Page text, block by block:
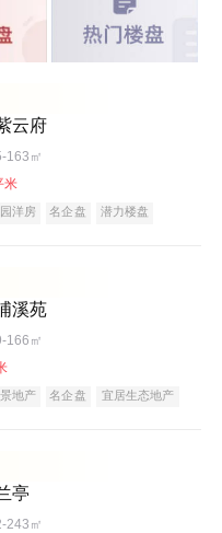
云府
163㎡
米
洋房 名企盘
潜力楼盘
溪苑
166㎡
地产 名企盘
宜居生态地产
亭
243㎡